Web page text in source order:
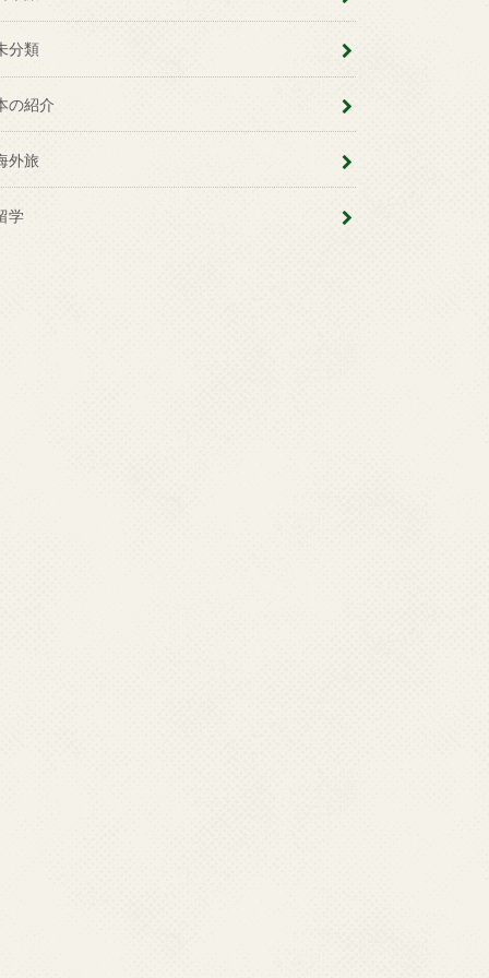
分類
の紹介
外旅
学